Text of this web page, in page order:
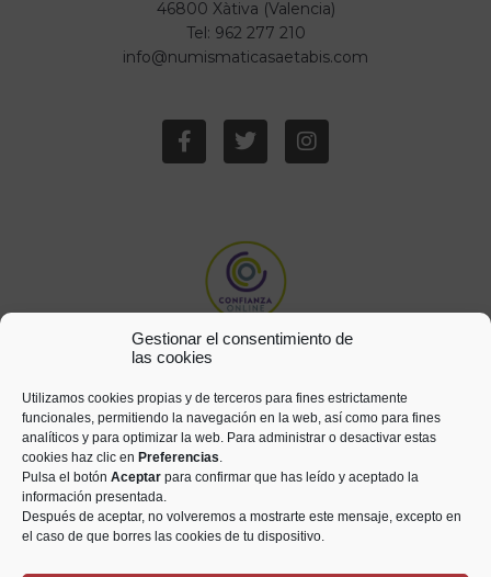
Gestionar el consentimiento de
las cookies
Utilizamos cookies propias y de terceros para fines estrictamente
funcionales, permitiendo la navegación en la web, así como para fines
analíticos y para optimizar la web. Para administrar o desactivar estas
cookies haz clic en Preferencias.
Pulsa el botón Aceptar para confirmar que has leído y aceptado la
información presentada.
Después de aceptar, no volveremos a mostrarte este mensaje, excepto en
el caso de que borres las cookies de tu dispositivo.
46800 Xàtiva (Valencia)
Tel: 962 277 210
info@numismaticasaetabis.com